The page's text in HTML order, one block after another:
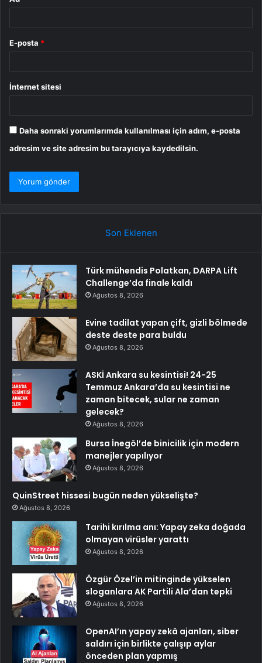
E-posta *
İnternet sitesi
Daha sonraki yorumlarımda kullanılması için adım, e-posta
adresim ve site adresim bu tarayıcıya kaydedilsin.
Son Eklenen
Türk mühendis Polatkan, DARPA Lift
Challenge’da finale kaldı
Ağustos 8, 2026
Evine tadilat yapan çift, gizli bölmede
deste deste para buldu
Ağustos 8, 2026
ASKİ Ankara su kesintisi! 24-25
Temmuz Ankara’da su kesintisi ne
zaman bitecek, sular ne zaman
gelecek?
Ağustos 8, 2026
Bursa İnegöl’de binicilik için modern
manejler yapılıyor
Ağustos 8, 2026
QuinStreet hissesi bugün neden yükselişte?
Ağustos 8, 2026
Tarihi kırılma anı: Yapay zeka doğada
olmayan virüsler yarattı
Ağustos 8, 2026
Özgür Özel’in mitinginde yükselen
sloganlara AK Partili Ala’dan tepki
Ağustos 8, 2026
OpenAI’ın yapay zekâ ajanları, siber
saldırı için birlikte çalışıp aylar
önceden plan yapmış